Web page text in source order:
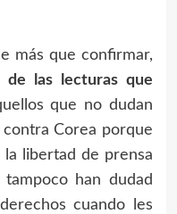
más que confirmar,
de las lecturas que
que no dudan
Corea porque
libertad de prensa
han dudad
cuando les